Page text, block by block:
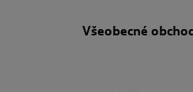
Všeobecné